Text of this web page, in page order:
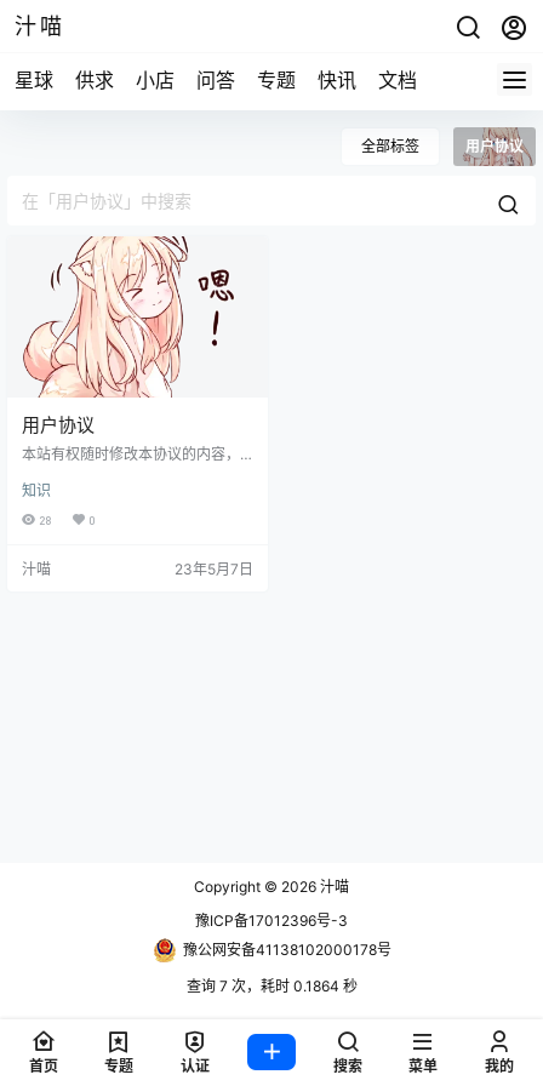
汁喵
星球 供求 小店 问答 专题 快讯 文档
全部标签 用户协议
用户协议
本站有权随时修改本协议的内容，
自动生效。用户有责任及时关注并
遵守本协议的最新版本。
知识
28 0
汁喵 23年5月7日
Copyright © 2026 汁喵
豫ICP备17012396号-3
豫公网安备41138102000178号
查询 7 次，耗时 0.1864 秒
首页 专题 认证 搜索 菜单 我的